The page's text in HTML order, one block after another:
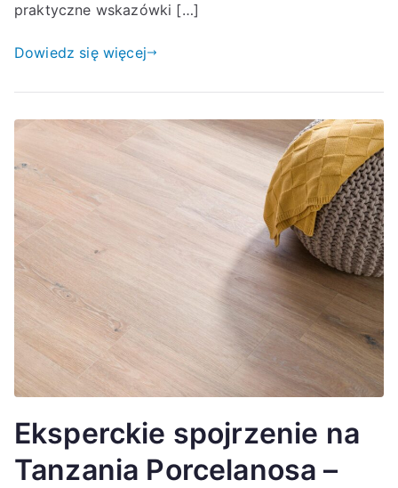
praktyczne wskazówki […]
Dowiedz się więcej
Eksperckie spojrzenie na
Tanzania Porcelanosa –